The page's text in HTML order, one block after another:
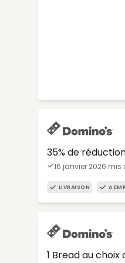
35% de
16 janvier 2026
LIVRAISON A
1 Bread au